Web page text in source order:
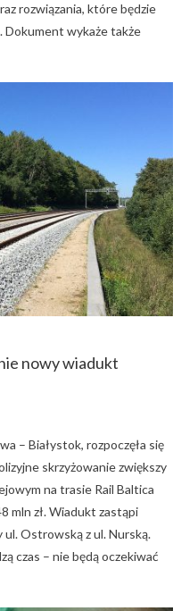
rozwiązania, które będzie
Dokument wykaże także
nowy wiadukt
– Białystok, rozpoczęła się
skrzyżowanie zwiększy
na trasie Rail Baltica
mln zł. Wiadukt zastąpi
Ostrowską z ul. Nurską.
czas – nie będą oczekiwać